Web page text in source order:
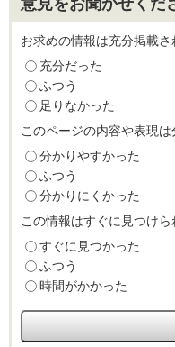
意見をお聞かせくだ
お求めの情報は充分掲載さ
充分だった
ふつう
足りなかった
このページの内容や表現
分かりやすかった
ふつう
分かりにくかった
この情報はすぐに見つけら
すぐに見つかった
ふつう
時間がかかった